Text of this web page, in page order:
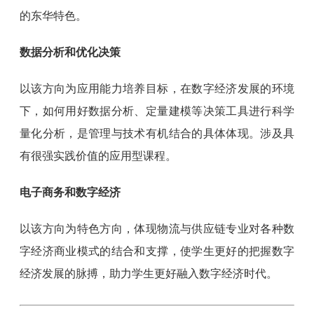
的东华特色。
数据分析和优化决策
以该方向为应用能力培养目标，在数字经济发展的环境
下，如何用好数据分析、定量建模等决策工具进行科学
量化分析，是管理与技术有机结合的具体体现。涉及具
有很强实践价值的应用型课程。
电子商务和数字经济
以该方向为特色方向，体现物流与供应链专业对各种数
字经济商业模式的结合和支撑，使学生更好的把握数字
经济发展的脉搏，助力学生更好融入数字经济时代。